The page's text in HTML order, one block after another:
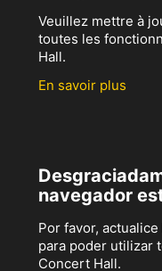
Veuillez mettre à
toutes les
Hall.
En savoir plus
navegador
Por favor,
para poder utilizar
Concert Hall.